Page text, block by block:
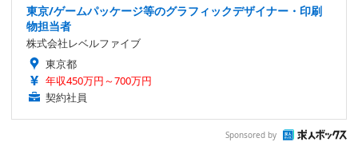
東京/ゲームパッケージ等のグラフィックデザイナー・印刷
物担当者
株式会社レベルファイブ
東京都
年収450万円～700万円
契約社員
Sponsored by